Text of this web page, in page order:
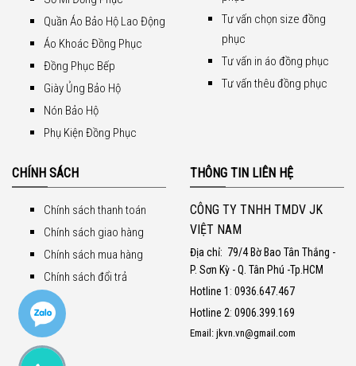
Quần Áo Bảo Hộ Lao Động
Áo Khoác Đồng Phục
Đồng Phục Bếp
Giày Ủng Bảo Hộ
Nón Bảo Hộ
Phụ Kiện Đồng Phục
Tư vấn chọn size đồng
phục
Tư vấn in áo đồng phục
Tư vấn thêu đồng phục
CHÍNH SÁCH
Chính sách thanh toán
Chính sách giao hàng
Chính sách mua hàng
Chính sách đổi trả
THÔNG TIN LIÊN HỆ
CÔNG TY TNHH TMDV JK
VIỆT NAM
Địa chỉ: 79/4 Bờ Bao Tân Thắng -
P. Sơn Kỳ - Q. Tân Phú -Tp.HCM
Hotline 1 : 0936.647.467
Hotline 2: 0906.399.169
Email: jkvn.vn@gmail.com